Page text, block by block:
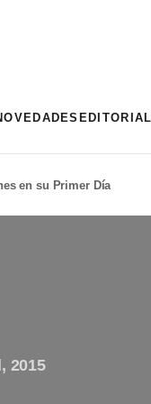
EDITORIAL
en su Primer Día
2015